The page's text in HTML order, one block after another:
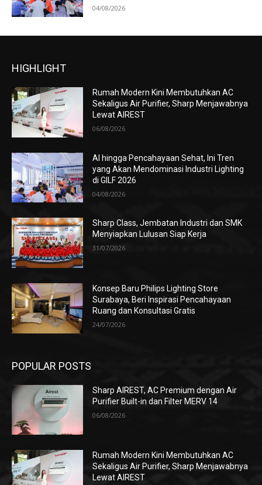
04/08/2026
HIGHLIGHT
Rumah Modern Kini Membutuhkan AC
Sekaligus Air Purifier, Sharp Menjawabnya
Lewat AIREST
06/08/2026
AI hingga Pencahayaan Sehat, Ini Tren
yang Akan Mendominasi Industri Lighting
di GILF 2026
04/08/2026
Sharp Class, Jembatan Industri dan SMK
Menyiapkan Lulusan Siap Kerja
31/07/2026
Konsep Baru Philips Lighting Store
Surabaya, Beri Inspirasi Pencahayaan
Ruang dan Konsultasi Gratis
24/07/2026
POPULAR POSTS
Sharp AIREST, AC Premium dengan Air
Purifier Built-in dan Filter MERV 14
06/08/2026
Rumah Modern Kini Membutuhkan AC
Sekaligus Air Purifier, Sharp Menjawabnya
Lewat AIREST